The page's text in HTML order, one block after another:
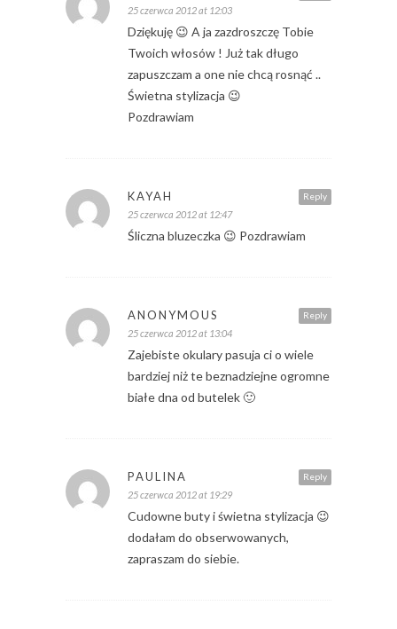
25 czerwca 2012 at 12:03
Dziękuję 😉 A ja zazdroszczę Tobie
Twoich włosów ! Już tak długo
zapuszczam a one nie chcą rosnąć ..
Świetna stylizacja 😉
Pozdrawiam
Reply
KAYAH
25 czerwca 2012 at 12:47
Śliczna bluzeczka 😉 Pozdrawiam
Reply
ANONYMOUS
25 czerwca 2012 at 13:04
Zajebiste okulary pasuja ci o wiele
bardziej niż te beznadziejne ogromne
białe dna od butelek 🙂
Reply
PAULINA
25 czerwca 2012 at 19:29
Cudowne buty i świetna stylizacja 😉
dodałam do obserwowanych,
zapraszam do siebie.